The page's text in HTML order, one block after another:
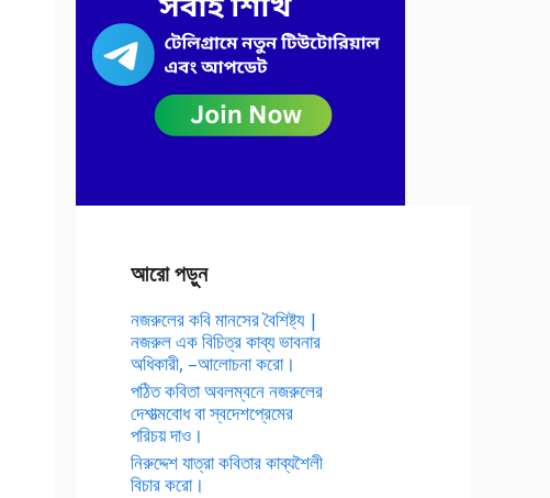
আরো পড়ুন
নজরুলের কবি মানসের বৈশিষ্ট্য |
নজরুল এক বিচিত্র কাব্য ভাবনার
অধিকারী, –আলোচনা করো।
পঠিত কবিতা অবলম্বনে নজরুলের
দেশাত্মবোধ বা স্বদেশপ্রেমের
পরিচয় দাও।
নিরুদ্দেশ যাত্রা কবিতার কাব্যশৈলী
বিচার করো।